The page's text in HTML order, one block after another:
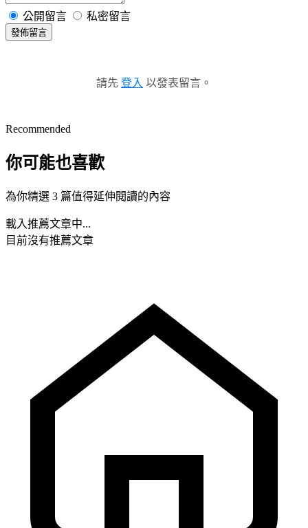
公開留言 私密留言
發佈留言
請先 登入 以發表留言。
Recommended
你可能也喜歡
為你精選 3 篇值得延伸閱讀的內容
載入推薦文章中...
目前沒有推薦文章